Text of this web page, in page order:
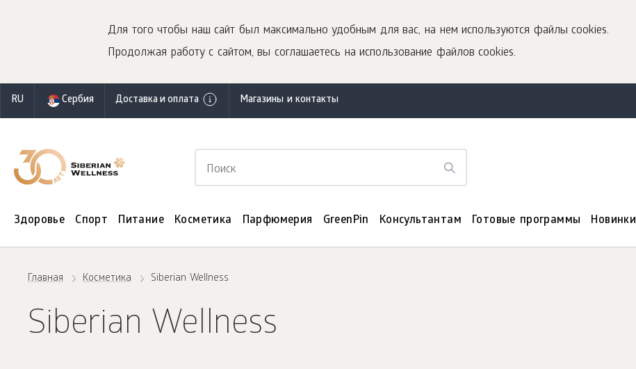
Для того чтобы наш сайт был максимально удобным для вас, на нем используются файлы cookies.
Продолжая работу с сайтом, вы соглашаетесь на использование файлов cookies.
RU Сербия Доставка и оплата Магазины и контакты
Здоровье Спорт Питание Косметика Парфюмерия GreenPin Консультантам Готовые программы Новинки
Главная Косметика Siberian Wellness
Siberian Wellness